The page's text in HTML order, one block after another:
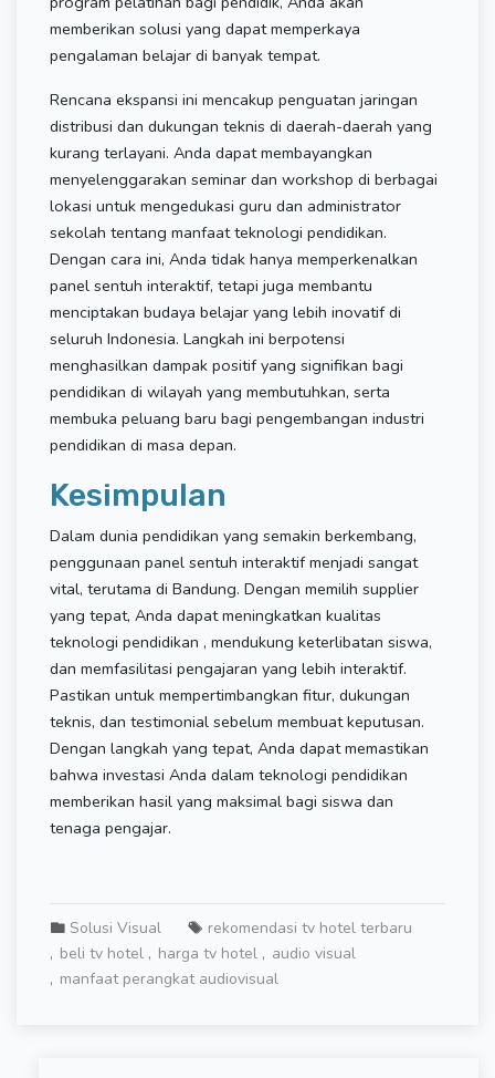
memberikan solusi yang dapat memperkaya
pengalaman belajar di banyak tempat.
Rencana ekspansi ini mencakup penguatan jaringan
distribusi dan dukungan teknis di daerah-daerah yang
kurang terlayani. Anda dapat membayangkan
menyelenggarakan seminar dan workshop di berbagai
lokasi untuk mengedukasi guru dan administrator
sekolah tentang manfaat teknologi pendidikan.
Dengan cara ini, Anda tidak hanya memperkenalkan
panel sentuh interaktif, tetapi juga membantu
menciptakan budaya belajar yang lebih inovatif di
seluruh Indonesia. Langkah ini berpotensi
menghasilkan dampak positif yang signifikan bagi
pendidikan di wilayah yang membutuhkan, serta
membuka peluang baru bagi pengembangan industri
pendidikan di masa depan.
Kesimpulan
Dalam dunia pendidikan yang semakin berkembang,
penggunaan panel sentuh interaktif menjadi sangat
vital, terutama di Bandung. Dengan memilih supplier
yang tepat, Anda dapat meningkatkan kualitas
teknologi pendidikan , mendukung keterlibatan siswa,
dan memfasilitasi pengajaran yang lebih interaktif.
Pastikan untuk mempertimbangkan fitur, dukungan
teknis, dan testimonial sebelum membuat keputusan.
Dengan langkah yang tepat, Anda dapat memastikan
bahwa investasi Anda dalam teknologi pendidikan
memberikan hasil yang maksimal bagi siswa dan
tenaga pengajar.
Solusi Visual
rekomendasi tv hotel terbaru
beli tv hotel
harga tv hotel
audio visual
manfaat perangkat audiovisual